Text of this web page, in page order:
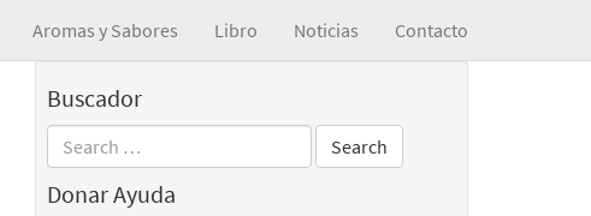
Aromas y Sabores Libro Noticias Contacto
Buscador
Donar Ayuda